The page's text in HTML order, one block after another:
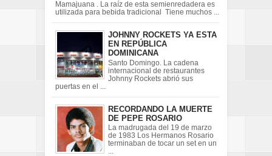
Mamajuana . La raíz de esta semienredadera es
utilizada para bebida tradicional Tiene muchos ...
JOHNNY ROCKETS YA ESTA
EN REPÚBLICA
DOMINICANA
Santo Domingo. La cadena
internacional de restaurantes
Johnny Rockets abrió sus
puertas en el ...
RECORDANDO LA MUERTE
DE PEPE ROSARIO
La madrugada del 19 de marzo
de 1983 Los Hermanos Rosario
terminaban de tocar un set en un
...